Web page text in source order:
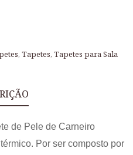
, Tapetes, Tapetes para Sala
de Pele de Carneiro
Por ser composto por